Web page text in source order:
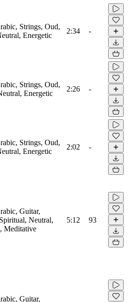
Strings, Oud,
Energetic
2:34 -
Strings, Oud,
Energetic
2:26 -
Strings, Oud,
Energetic
2:02 -
Guitar,
Neutral,
Meditative
5:12 93
Guitar,